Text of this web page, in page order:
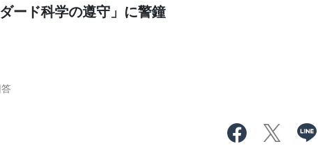
ード科学の遵守」に警鐘